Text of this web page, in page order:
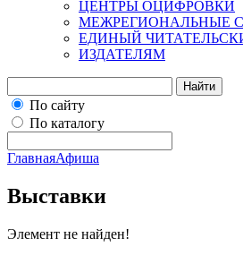
ЦЕНТРЫ ОЦИФРОВКИ
МЕЖРЕГИОНАЛЬНЫЕ
ЕДИНЫЙ
ИЗДАТЕЛЯМ
Найти
По сайту
По каталогу
ГлавнаяАфиша
Выставки
Элемент не найден!